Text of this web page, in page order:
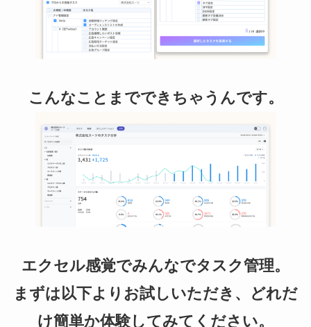
こんなことまでできちゃうんです。
エクセル感覚でみんなでタスク管理。
まずは以下よりお試しいただき、どれだ
け簡単か体験してみてください。